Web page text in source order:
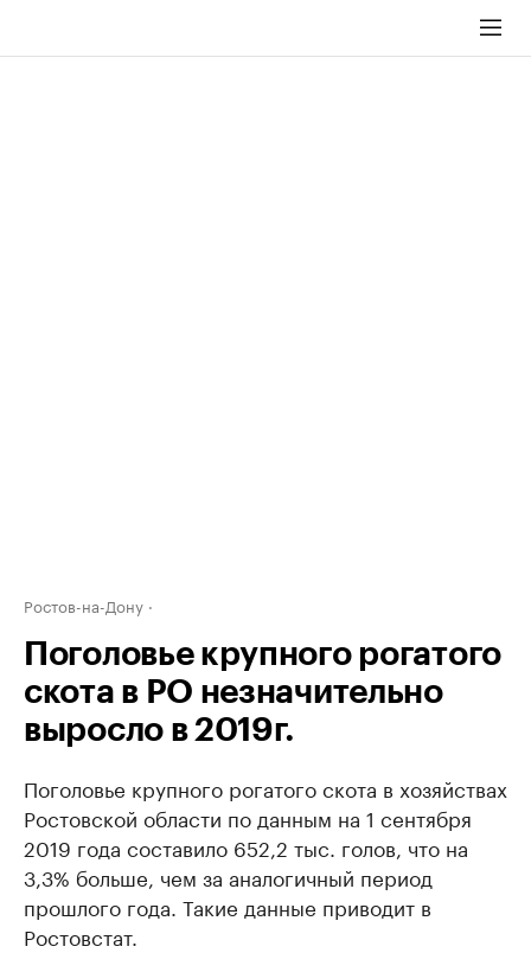
Ростов-на-Дону
Поголовье крупного рогатого
скота в РО незначительно
выросло в 2019г.
Поголовье крупного рогатого скота в хозяйствах
Ростовской области по данным на 1 сентября
2019 года составило 652,2 тыс. голов, что на
3,3% больше, чем за аналогичный период
прошлого года. Такие данные приводит в
Ростовстат.